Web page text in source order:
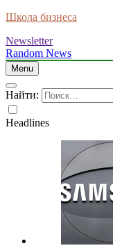
Школа бизнеса
Newsletter
Random News
Menu
Найти:
Headlines